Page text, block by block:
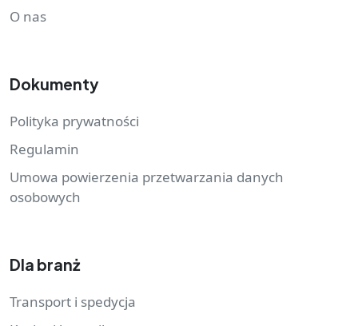
O nas
Dokumenty
Polityka prywatności
Regulamin
Umowa powierzenia przetwarzania danych
osobowych
Dla branż
Transport i spedycja